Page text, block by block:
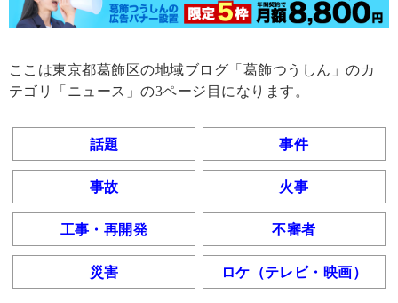
ここは東京都葛飾区の地域ブログ「葛飾つうしん」のカ
テゴリ「ニュース」の3ページ目になります。
話題 事件
事故 火事
工事・再開発 不審者
災害 ロケ（テレビ・映画）